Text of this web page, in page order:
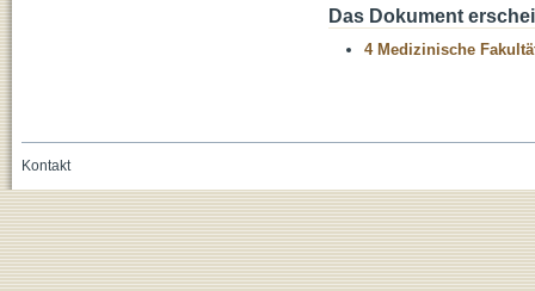
Das Dokument
4 Medizinische
Kontakt